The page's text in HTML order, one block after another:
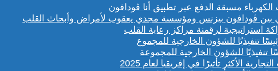
مسبقة الدفع عبر تطبيق أنا ڤودافون
لرقمنة مراكز رعاية القلب
تنفيذيًا للشؤون الخارجية للمجموعة